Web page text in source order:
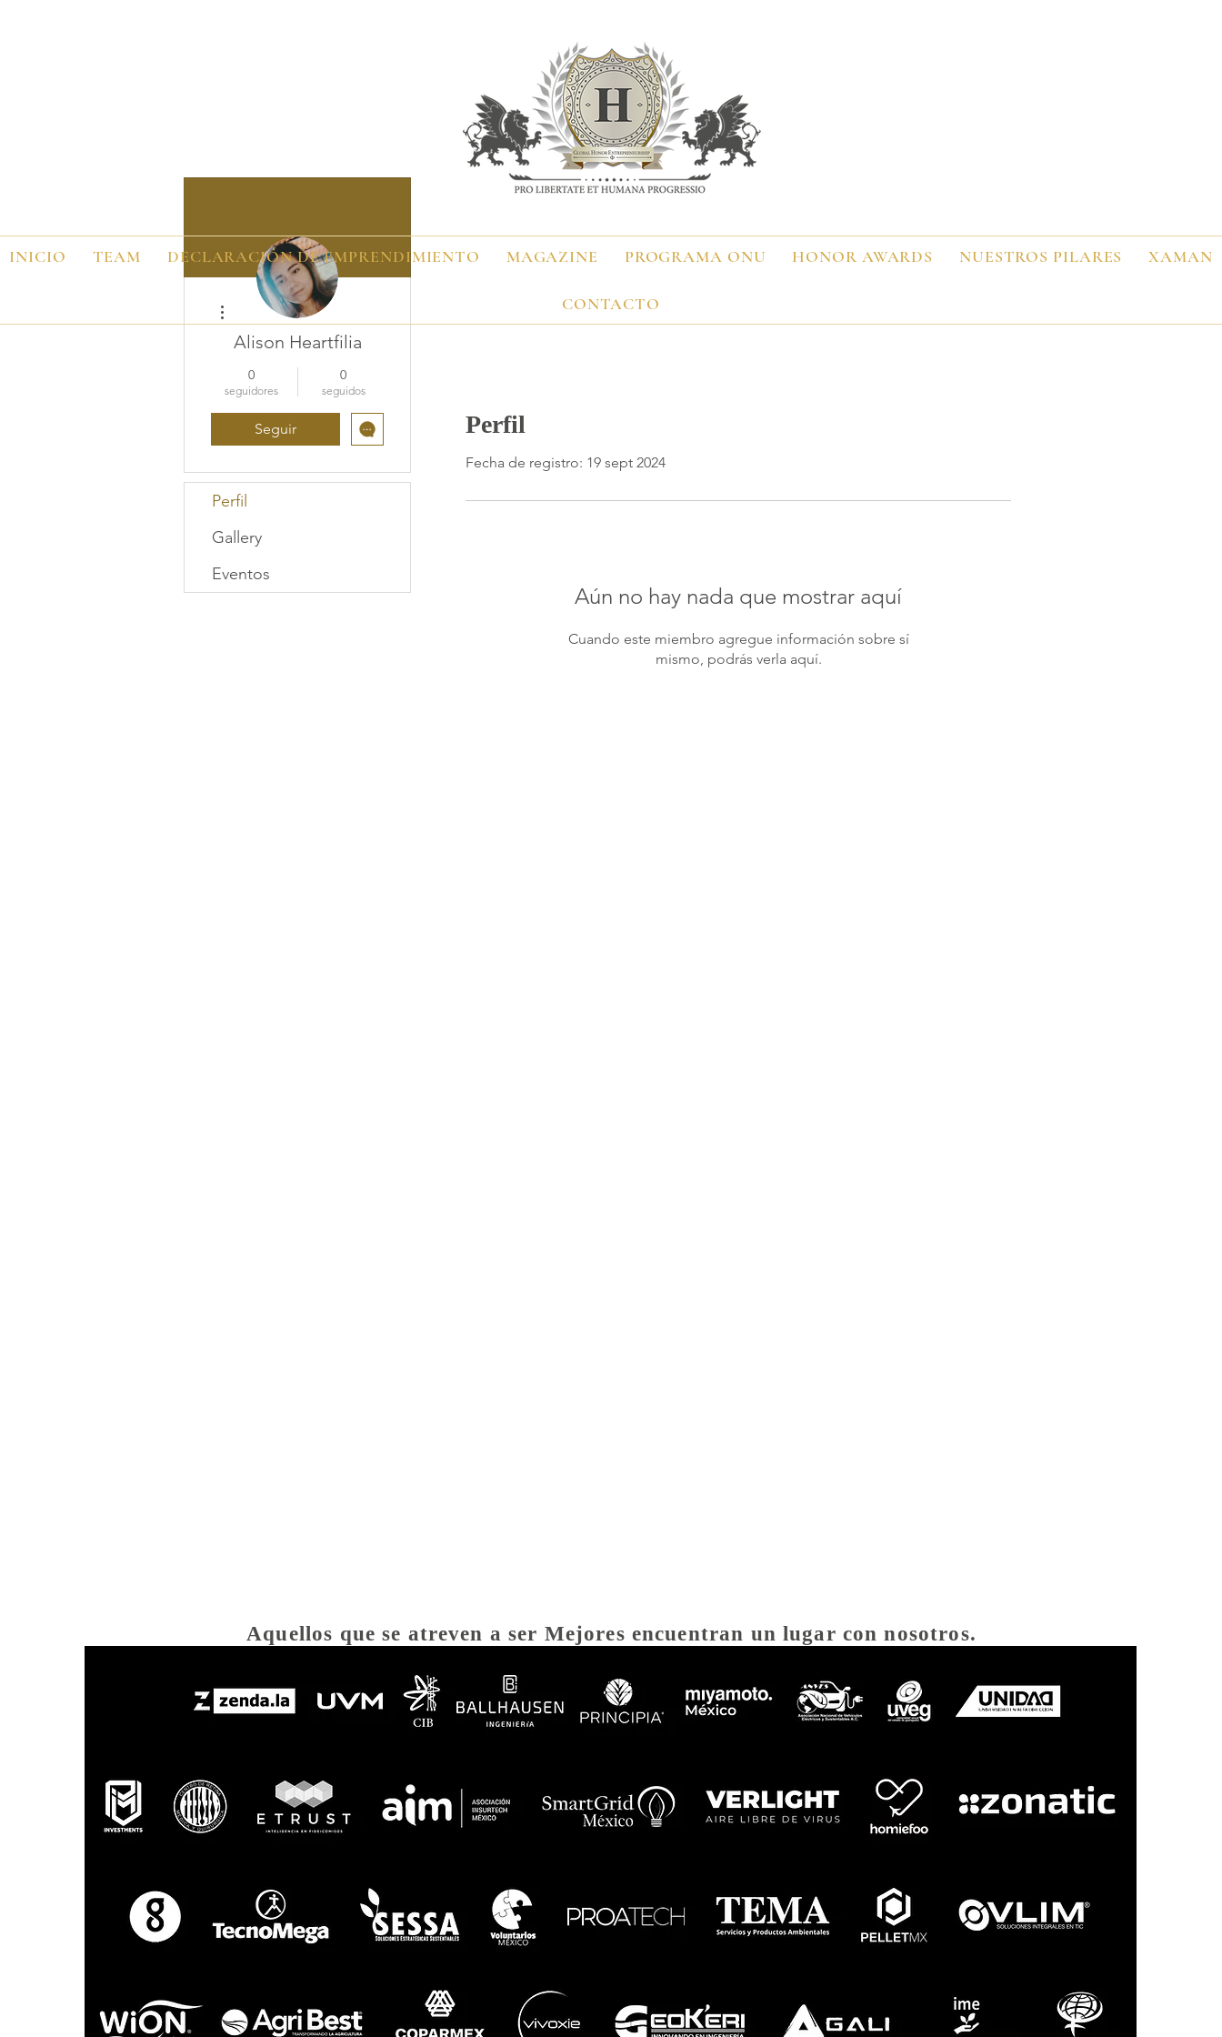
INICIO TEAM DECLARACIÓN DE EMPRENDIMIENTO MAGAZINE PROGRAMA ONU HONOR AWARDS NUESTROS PILARES XAMAN
CONTACTO
Perfil
Fecha de registro: 19 sept 2024
Aún no hay nada que mostrar aquí
Cuando este miembro agregue información sobre sí
mismo, podrás verla aquí.
Alison Heartfilia
0
seguidores
0
seguidos
Seguir
Más acciones
Perfil
Gallery
Eventos
Aquellos que se atreven a ser Mejores encuentran un lugar con nosotros.